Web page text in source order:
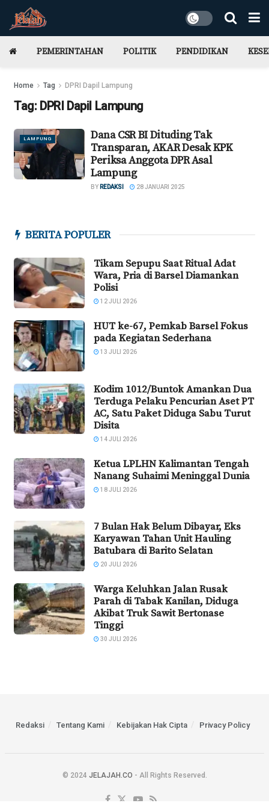
PEMERINTAHAN POLITIK PENDIDIKAN
Home Tag DPRI Dapil Lampung
Tag: DPRI Dapil Lampung
LAMPUNG
Dana CSR BI Dituding Tak
Transparan, AKAR Desak KPK
Periksa Anggota DPR Asal
Lampung
BY REDAKSI 28 JANUARI 2025
BERITA POPULER
Tikam Sepupu Saat Ritual Adat
Wara, Pria di Barsel Diamankan
Polisi
12 JULI 2026
HUT ke-67, Pemkab Barsel Fokus
pada Kegiatan Sederhana
13 JULI 2026
Kodim 1012/Buntok Amankan Dua
Terduga Pelaku Pencurian Aset PT
AC, Satu Paket Diduga Sabu Turut
Disita
14 JULI 2026
Ketua LPLHN Kalimantan Tengah
Nanang Suhaimi Meninggal Dunia
18 JULI 2026
7 Bulan Hak Belum Dibayar, Eks
Karyawan Tahan Unit Hauling
Batubara di Barito Selatan
20 JULI 2026
Warga Keluhkan Jalan Rusak
Parah di Tabak Kanilan, Diduga
Akibat Truk Sawit Bertonase
Tinggi
30 JULI 2026
Redaksi Tentang Kami Kebijakan Hak Cipta Privacy Policy
© 2024 JELAJAH.CO - All Rights Reserved.